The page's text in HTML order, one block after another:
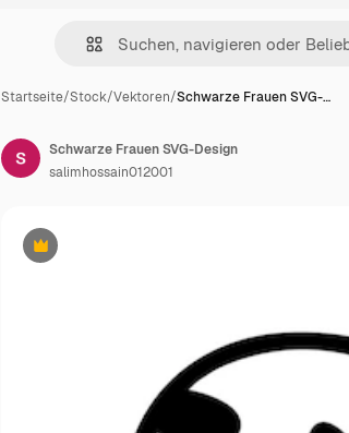
Startseite/Stock/Vektoren/Schwarze Frauen SVG-…
Premium
Schwarze Frauen SVG-Design
salimhossain012001